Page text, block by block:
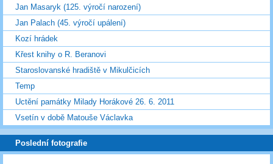
Jan Masaryk (125. výročí narození)
Jan Palach (45. výročí upálení)
Kozí hrádek
Křest knihy o R. Beranovi
Staroslovanské hradiště v Mikulčicích
Temp
Uctění památky Milady Horákové 26. 6. 2011
Vsetín v době Matouše Václavka
Poslední fotografie